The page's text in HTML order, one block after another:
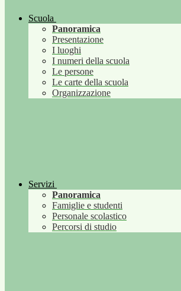
Scuola
Panoramica
Presentazione
I luoghi
I numeri della scuola
Le persone
Le carte della scuola
Organizzazione
Servizi
Panoramica
Famiglie e studenti
Personale scolastico
Percorsi di studio